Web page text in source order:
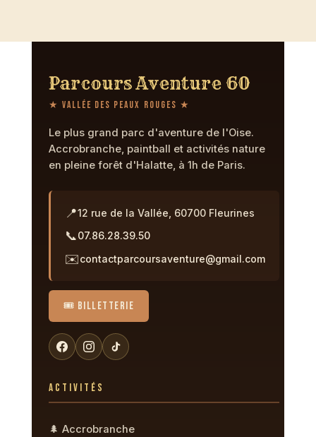
Parcours Aventure 60
★ Vallée des Peaux Rouges ★
Le plus grand parc d'aventure de l'Oise.
Accrobranche, paintball et activités nature
en pleine forêt d'Halatte, à 1h de Paris.
📍12 rue de la Vallée, 60700 Fleurines
📞07.86.28.39.50
✉️contactparcoursaventure@gmail.com
🎟️ BILLETTERIE
ACTIVITÉS
🌲 Accrobranche